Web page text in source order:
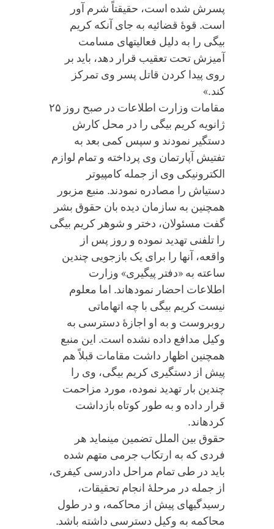
پسرش شده است، حقیقتاً شرم آور
است. قوۀ قضائیه به جای آنکه کریم
بیگی را به دلیل فعالیت‏های مسامت
آمیزش تحت تعقیب قرار دهد، باید بر
روی پیدا کردن قاتل پسر وی تمرکز
کند.»
مقامات وزارت اطلاعات در صبح روز ۲۵
ژانویه کریم بیگی را در محل کارش
دستگیر نمودند و سپس کمی بعد به
تفتیش آپارتمان وی پرداخته و تمام لوازم
الکترونیکی وی از جمله کامپیوتر
دستی‏اش را مصادره نمودند. منبع مزبور
همچنین به سازمان دیده بان حقوق بشر
گفت مسئولان، دختر و شوهر کریم بیگی
را تلفنی تهدید نموده و روز پس از
واقعه، آنها را برای یک بازجویی چندین
ساعته به «دفتر پیگیری» وزارت
اطلاعات احضار نموده‏اند. اما معلوم
نیست کریم بیگی با چه اتهاماتی
روبروست و به او اجازۀ دسترسی به
وکیل مدافع داده نشده است. این منبع
همچنین اظهار داشت مقامات قبلاً هم
پیش از دستگیری کریم بیگی، وی را
چندین بار تهدید نموده، مورد مزاحمت
قرار داده و به طور کوتاه بازداشت
کرده‏اند.
حقوق بین الملل تضمین می‏نماید هر
فردی که به ارتکاب جرمی متهم شده
باید در طی تمام مراحل دادرسی کیفری،
از جمله در مرحلۀ انجام تحقیقات،
رسیدگی‏های پیش از محاکمه، و در طول
محاکمه به وکیل دسترسی داشته باشد.